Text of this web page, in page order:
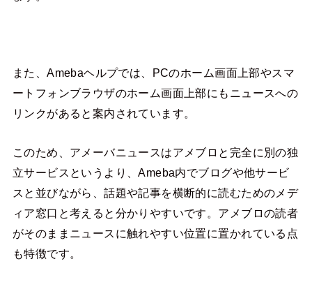
また、Amebaヘルプでは、PCのホーム画面上部やスマ
ートフォンブラウザのホーム画面上部にもニュースへの
リンクがあると案内されています。
このため、アメーバニュースはアメブロと完全に別の独
立サービスというより、Ameba内でブログや他サービ
スと並びながら、話題や記事を横断的に読むためのメデ
ィア窓口と考えると分かりやすいです。アメブロの読者
がそのままニュースに触れやすい位置に置かれている点
も特徴です。